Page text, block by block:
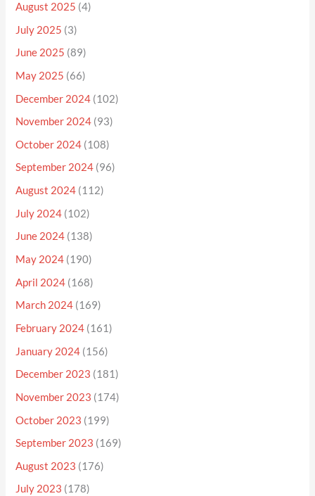
August 2025 (4)
July 2025 (3)
June 2025 (89)
May 2025 (66)
December 2024 (102)
November 2024 (93)
October 2024 (108)
September 2024 (96)
August 2024 (112)
July 2024 (102)
June 2024 (138)
May 2024 (190)
April 2024 (168)
March 2024 (169)
February 2024 (161)
January 2024 (156)
December 2023 (181)
November 2023 (174)
October 2023 (199)
September 2023 (169)
August 2023 (176)
July 2023 (178)